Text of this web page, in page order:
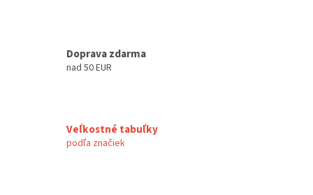
Doprava zdarma
nad 50 EUR
Veľkostné tabuľky
podľa značiek